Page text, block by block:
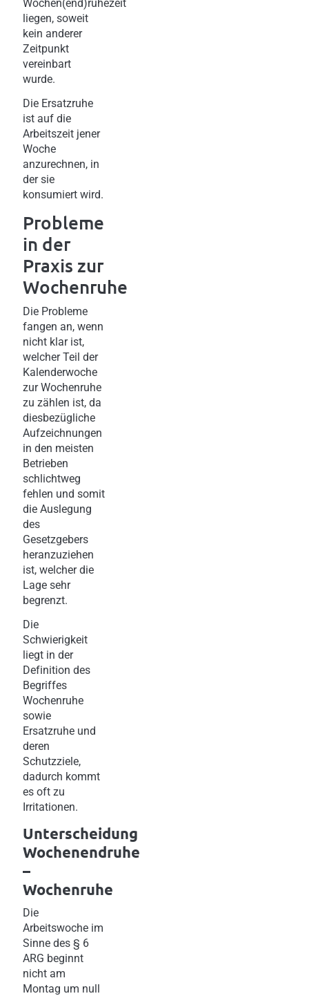
Wochen(end)ruhezeit
liegen, soweit
kein anderer
Zeitpunkt
vereinbart
wurde.
Die Ersatzruhe
ist auf die
Arbeitszeit jener
Woche
anzurechnen, in
der sie
konsumiert wird.
Probleme
in der
Praxis zur
Wochenruhe
Die Probleme
fangen an, wenn
nicht klar ist,
welcher Teil der
Kalenderwoche
zur Wochenruhe
zu zählen ist, da
diesbezügliche
Aufzeichnungen
in den meisten
Betrieben
schlichtweg
fehlen und somit
die Auslegung
des
Gesetzgebers
heranzuziehen
ist, welcher die
Lage sehr
begrenzt.
Die
Schwierigkeit
liegt in der
Definition des
Begriffes
Wochenruhe
sowie
Ersatzruhe und
deren
Schutzziele,
dadurch kommt
es oft zu
Irritationen.
Unterscheidung
Wochenendruhe
–
Wochenruhe
Die
Arbeitswoche im
Sinne des § 6
ARG beginnt
nicht am
Montag um null